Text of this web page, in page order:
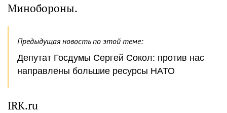
Минобороны.
Предыдущая новость по этой теме:
Депутат Госдумы Сергей Сокол: против нас
направлены большие ресурсы НАТО
IRK.ru